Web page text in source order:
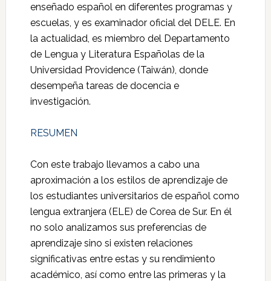
enseñado español en diferentes programas y
escuelas, y es examinador oficial del DELE. En
la actualidad, es miembro del Departamento
de Lengua y Literatura Españolas de la
Universidad Providence (Taiwán), donde
desempeña tareas de docencia e
investigación.
RESUMEN
Con este trabajo llevamos a cabo una
aproximación a los estilos de aprendizaje de
los estudiantes universitarios de español como
lengua extranjera (ELE) de Corea de Sur. En él
no solo analizamos sus preferencias de
aprendizaje sino si existen relaciones
significativas entre estas y su rendimiento
académico, así como entre las primeras y la